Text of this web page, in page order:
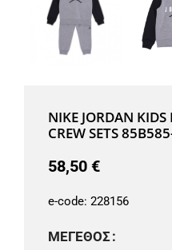
NIKE JORDAN
CREW SETS
58,50 €
e-code: 228156
ΜΈΓΕΘΟΣ